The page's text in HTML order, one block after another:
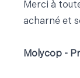
Merci à
acharné et
Molycop -